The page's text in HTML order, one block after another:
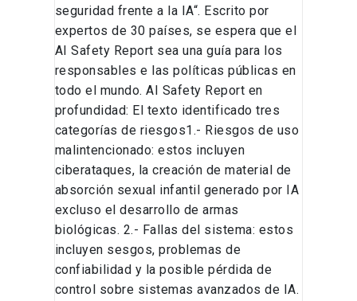
seguridad frente a la IA“. Escrito por
expertos de 30 países, se espera que el
AI Safety Report sea una guía para los
responsables e las políticas públicas en
todo el mundo. AI Safety Report en
profundidad: El texto identificado tres
categorías de riesgos1.- Riesgos de uso
malintencionado: estos incluyen
ciberataques, la creación de material de
absorción sexual infantil generado por IA
excluso el desarrollo de armas
biológicas. 2.- Fallas del sistema: estos
incluyen sesgos, problemas de
confiabilidad y la posible pérdida de
control sobre sistemas avanzados de IA.